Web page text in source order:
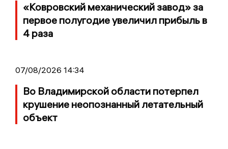
«Ковровский механический завод» за
первое полугодие увеличил прибыль в
4 раза
07/08/2026 14:34
Во Владимирской области потерпел
крушение неопознанный летательный
объект